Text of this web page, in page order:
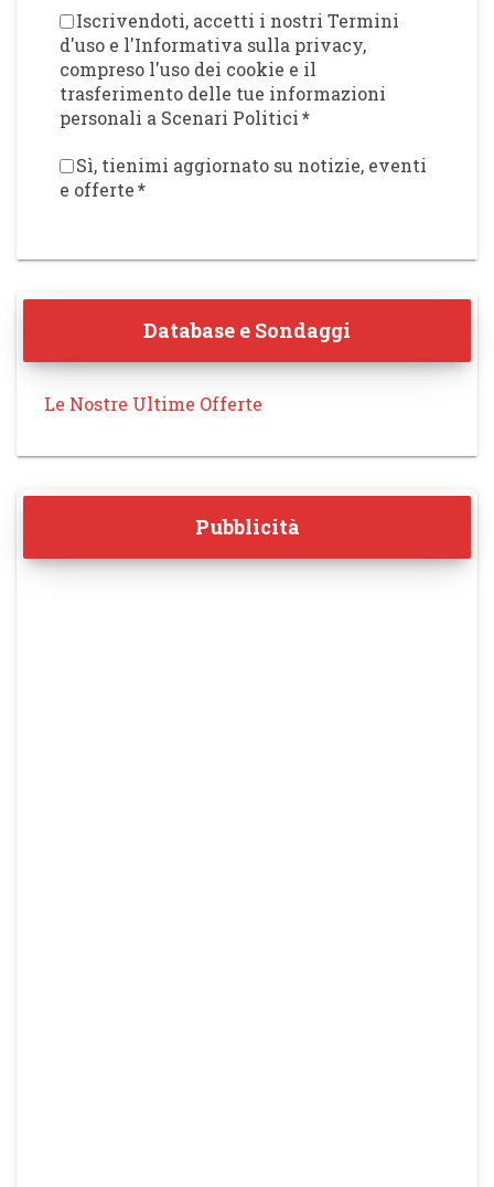
Iscrivendoti, accetti i nostri Termini
d'uso e l'Informativa sulla privacy,
compreso l'uso dei cookie e il
trasferimento delle tue informazioni
personali a Scenari Politici*
Sì, tienimi aggiornato su notizie, eventi
e offerte*
Database e Sondaggi
Le Nostre Ultime Offerte
Pubblicità